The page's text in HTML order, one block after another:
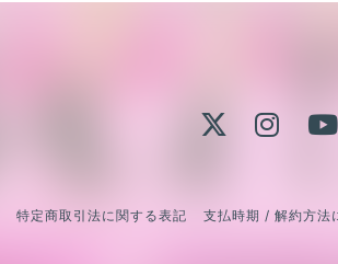
特定商取引法に関する表記 支払時期 / 解約方法